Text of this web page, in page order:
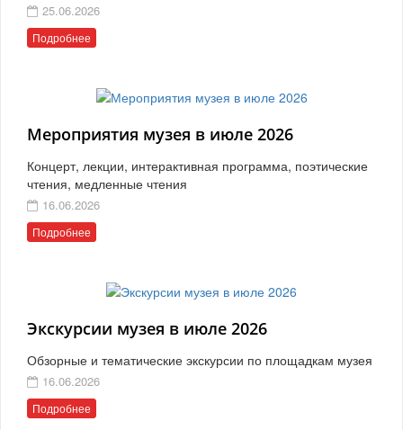
25.06.2026
Подробнее
Мероприятия музея в июле 2026
Концерт, лекции, интерактивная программа, поэтические
чтения, медленные чтения
16.06.2026
Подробнее
Экскурсии музея в июле 2026
Обзорные и тематические экскурсии по площадкам музея
16.06.2026
Подробнее